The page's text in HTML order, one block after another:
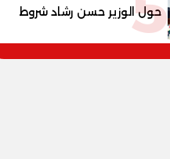
و100% للصُم وضعاف السمع
والنور للمكفوفين
حول الوزير حسن رشاد شروط
الحرب المعقدة إلى "خارطة